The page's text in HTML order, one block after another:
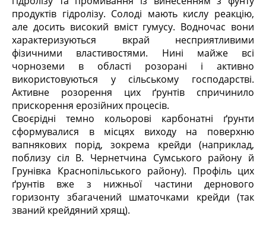
продуктів гідролізу. Солоді мають кислу реакцію,
але досить високий вміст гумусу. Водночас вони
характеризуються вкрай несприятливими
фізичними властивостями. Нині майже всі
чорноземи в області розорані і активно
використовуються у сільському господарстві.
Активне розорення цих ґрунтів спричинило
прискорення ерозійних процесів.
Своєрідні темно кольорові карбонатні ґрунти
сформувалися в місцях виходу на поверхню
вапнякових порід, зокрема крейди (наприклад,
поблизу сіл В. Чернетчина Сумського району й
Грунівка Краснопільського району). Профіль цих
ґрунтів вже з нижньої частини дернового
горизонту збагачений шматочками крейди (так
званий крейдяний хрящ).